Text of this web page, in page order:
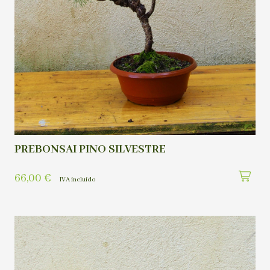
PREBONSAI PINO SILVESTRE
66,00 € IVA incluído